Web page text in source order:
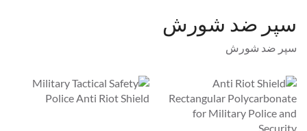
سپر ضد شورش
سپر ضد شورش